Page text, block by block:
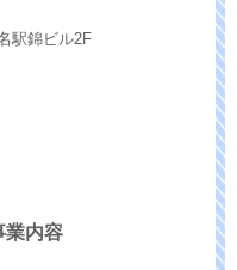
駅錦ビル2F
内容